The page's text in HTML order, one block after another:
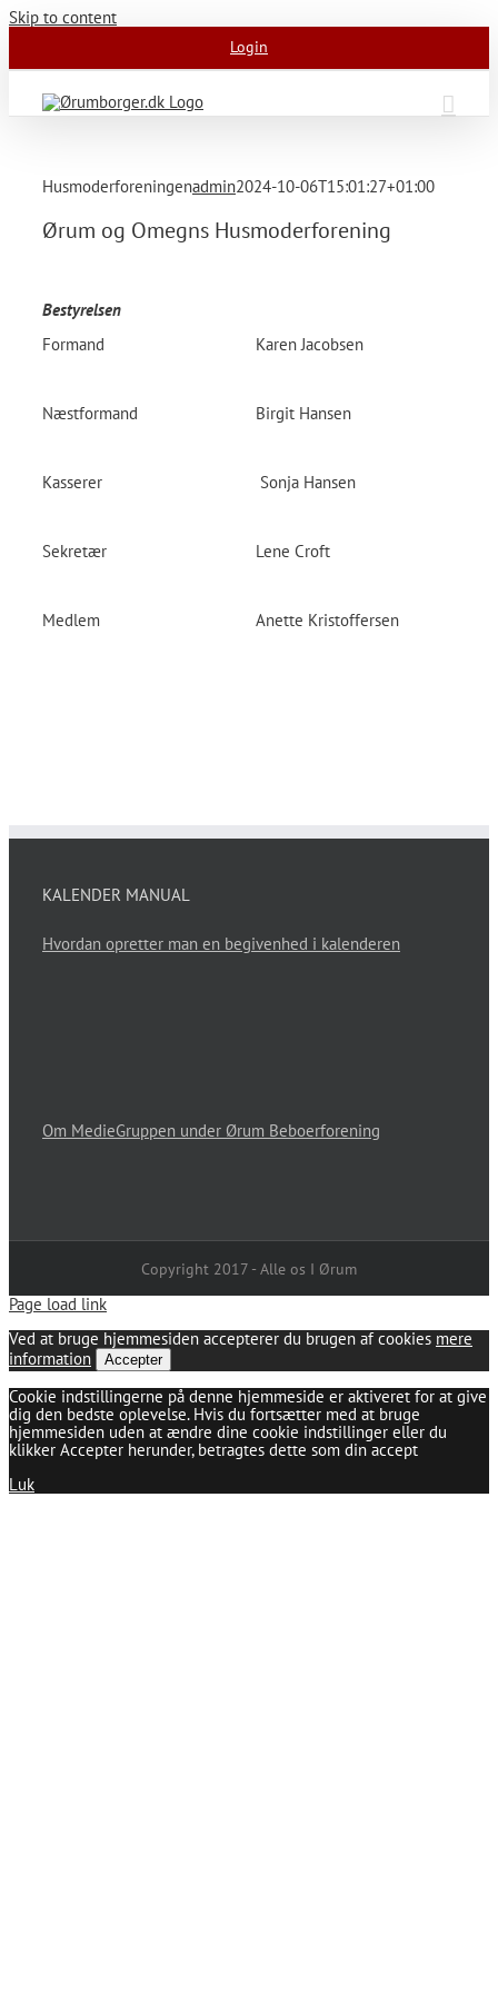
Skip to content
Login
Husmoderforeningenadmin2024-10-06T15:01:27+01:00
Ørum og Omegns Husmoderforening
Bestyrelsen
Formand
Næstformand
Kasserer
Sekretær
Medlem
Karen Jacobsen
Birgit Hansen
Sonja Hansen
Lene Croft
Anette Kristoffersen
KALENDER MANUAL
Hvordan opretter man en begivenhed i kalenderen
Om MedieGruppen under Ørum Beboerforening
Copyright 2017 - Alle os I Ørum
Page load link
Ved at bruge hjemmesiden accepterer du brugen af cookies mere
information
Accepter
Cookie indstillingerne på denne hjemmeside er aktiveret for at give
dig den bedste oplevelse. Hvis du fortsætter med at bruge
hjemmesiden uden at ændre dine cookie indstillinger eller du
klikker Accepter herunder, betragtes dette som din accept
Luk